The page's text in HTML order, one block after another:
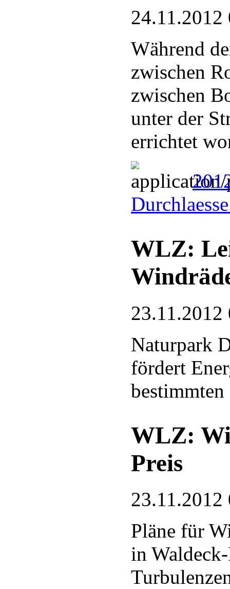
24.11.2012
Während
zwischen
zwischen
unter der
errichtet
WLZ:
23.11.2012
Naturpark
fördert
WLZ:
Preis
23.11.2012
Pläne für
in